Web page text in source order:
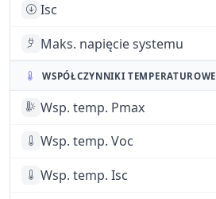
Isc
Maks. napięcie systemu
WSPÓŁCZYNNIKI TEMPERATUROWE
Wsp. temp. Pmax
Wsp. temp. Voc
Wsp. temp. Isc